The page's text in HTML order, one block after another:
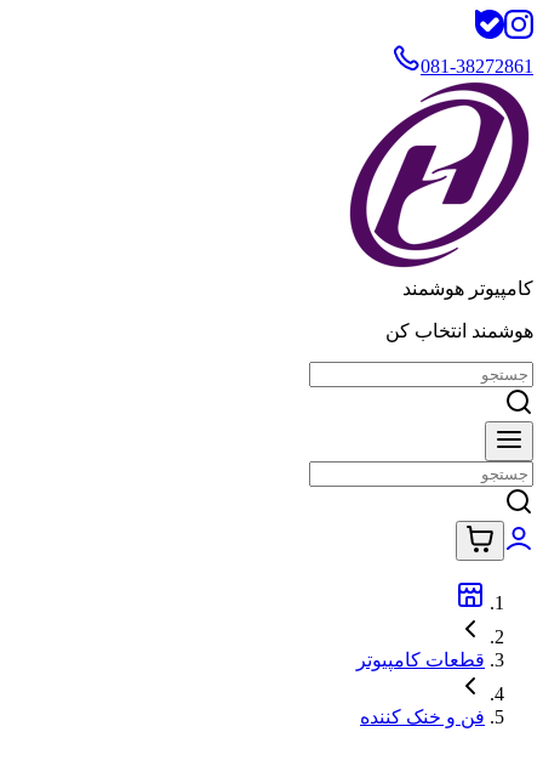
081-38272861
کامپیوتر هوشمند
هوشمند انتخاب کن
قطعات کامپیوتر
فن و خنک کننده